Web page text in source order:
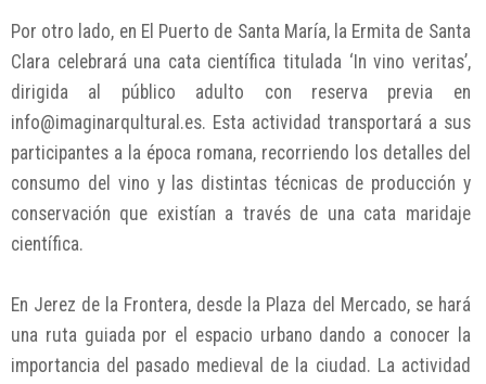
Por otro lado, en El Puerto de Santa María, la Ermita de Santa
Clara celebrará una cata científica titulada ‘In vino veritas’,
dirigida al público adulto con reserva previa en
info@imaginarqultural.es. Esta actividad transportará a sus
participantes a la época romana, recorriendo los detalles del
consumo del vino y las distintas técnicas de producción y
conservación que existían a través de una cata maridaje
científica.
En Jerez de la Frontera, desde la Plaza del Mercado, se hará
una ruta guiada por el espacio urbano dando a conocer la
importancia del pasado medieval de la ciudad. La actividad